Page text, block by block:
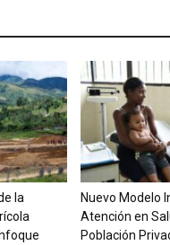
la
Nuevo Modelo
Atención en
Población